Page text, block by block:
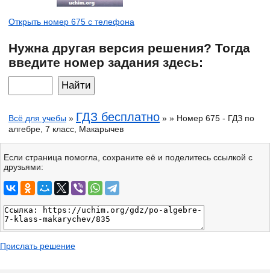
Открыть номер 675 с телефона
Нужна другая версия решения? Тогда
введите номер задания здесь:
Всё для учебы » ГДЗ бесплатно » » Номер 675 - ГДЗ по
алгебре, 7 класс, Макарычев
Если страница помогла, сохраните её и поделитесь ссылкой с
друзьями:
Прислать решение